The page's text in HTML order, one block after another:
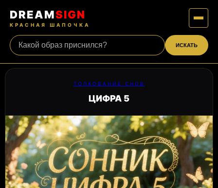
DREAMSIGN
КРАСНАЯ ШАПОЧКА
ИСКАТЬ
ТОЛКОВАНИЕ СНОВ
ЦИФРА 5